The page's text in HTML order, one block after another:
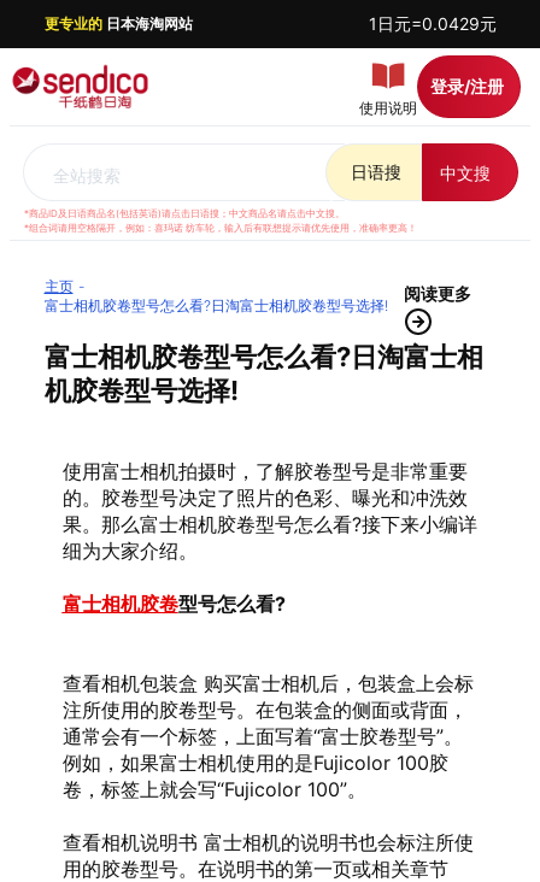
更专业的日本海淘网站 1日元=0.0429元
使用说明
登录/注册
全站搜索 日语搜 中文搜
*商品ID及日语商品名(包括英语)请点击日语搜；中文商品名请点击中文搜。
*组合词请用空格隔开，例如：喜玛诺 纺车轮，输入后有联想提示请优先使用，准确率更高！
主页
富士相机胶卷型号怎么看?日淘富士相机胶卷型号选择!
阅读更多
富士相机胶卷型号怎么看?日淘富士相
机胶卷型号选择!
使用富士相机拍摄时，了解胶卷型号是非常重要
的。胶卷型号决定了照片的色彩、曝光和冲洗效
果。那么富士相机胶卷型号怎么看?接下来小编详
细为大家介绍。
富士相机胶卷型号怎么看?
查看相机包装盒 购买富士相机后，包装盒上会标
注所使用的胶卷型号。在包装盒的侧面或背面，
通常会有一个标签，上面写着“富士胶卷型号”。
例如，如果富士相机使用的是Fujicolor 100胶
卷，标签上就会写“Fujicolor 100”。
查看相机说明书 富士相机的说明书也会标注所使
用的胶卷型号。在说明书的第一页或相关章节